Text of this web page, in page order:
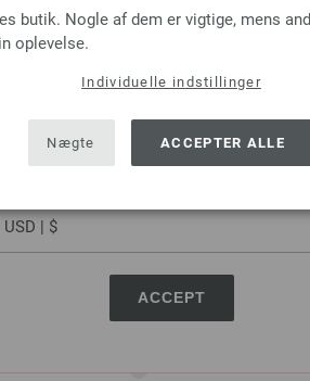
SHIPPING TO
USA - The United States of America
ACCEPT
butik. Nogle af dem er vigtige, mens
oplevelse.
Individuelle indstillinger
Nægte ACCEPTER ALLE
Uld
Uld hæklenål
2,73 €
MÆNGDE
Sæt på